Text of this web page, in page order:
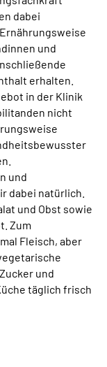
dabei
und
erhalten.
in der Klinik
nicht
und
dabei natürlich.
und Obst sowie
Zum
Fleisch, aber
und
täglich frisch